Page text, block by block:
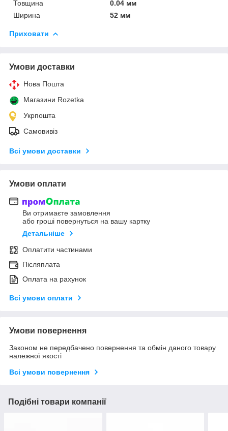
Товщина
0.04 мм
Ширина
52 мм
Приховати
Умови доставки
Нова Пошта
Магазини Rozetka
Укрпошта
Самовивіз
Всі умови доставки
Умови оплати
Ви отримаєте замовлення
або гроші повернуться на вашу картку
Детальніше
Оплатити частинами
Післяплата
Оплата на рахунок
Всі умови оплати
Умови повернення
Законом не передбачено повернення та обмін даного товару
належної якості
Всі умови повернення
Подібні товари компанії